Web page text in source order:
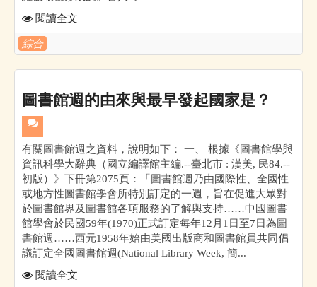
閱讀全文
綜合
圖書館週的由來與最早發起國家是？
有關圖書館週之資料，說明如下： 一、 根據《圖書館學與
資訊科學大辭典（國立編譯館主編.--臺北市 : 漢美, 民84.--
初版）》下冊第2075頁：「圖書館週乃由國際性、全國性
或地方性圖書館學會所特別訂定的一週，旨在促進大眾對
於圖書館界及圖書館各項服務的了解與支持……中國圖書
館學會於民國59年(1970)正式訂定每年12月1日至7日為圖
書館週……西元1958年始由美國出版商和圖書館員共同倡
議訂定全國圖書館週(National Library Week, 簡...
閱讀全文